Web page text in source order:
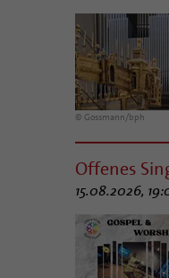
© Gossmann/bph
Offenes
15.08.2026,